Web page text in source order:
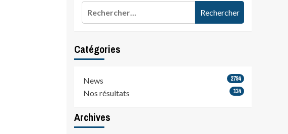
Catégories
News 2794
Nos résultats 134
Archives